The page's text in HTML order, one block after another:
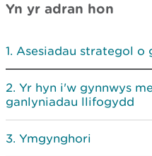
Yn yr adran hon
Asesiadau strategol
Yr hyn i'w gynnwys
ganlyniadau llifogydd
Ymgynghori